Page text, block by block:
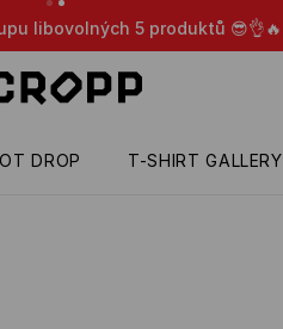
libovolných 5 produktů 😎👌🔥
DROP T-SHIRT GALLERY